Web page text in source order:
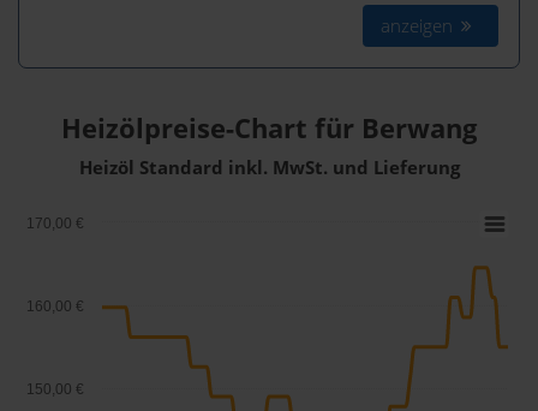
anzeigen
Heizölpreise-Chart für Berwang
Heizöl Standard inkl. MwSt. und Lieferung
150,00 €
160,00 €
170,00 €